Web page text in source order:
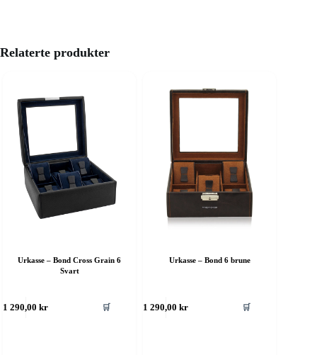
Relaterte produkter
Urkasse – Bond Cross Grain 6
Svart
1 290,00kr 🛒
Urkasse – Bond 6 brune
1 290,00kr 🛒